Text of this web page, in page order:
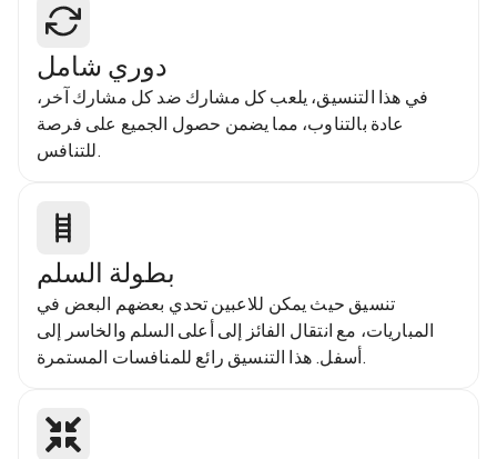
دوري شامل
في هذا التنسيق، يلعب كل مشارك ضد كل مشارك آخر،
عادة بالتناوب، مما يضمن حصول الجميع على فرصة
للتنافس.
بطولة السلم
تنسيق حيث يمكن للاعبين تحدي بعضهم البعض في
المباريات، مع انتقال الفائز إلى أعلى السلم والخاسر إلى
أسفل. هذا التنسيق رائع للمنافسات المستمرة.